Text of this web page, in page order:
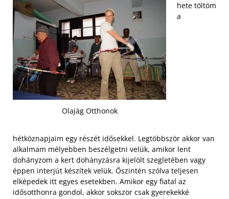
Olajág Otthonok
hete töltöm
a
hétköznapjaim egy részét idősekkel. Legtöbbször akkor van
alkalmam mélyebben beszélgetni velük, amikor lent
dohányzom a kert dohányzásra kijelölt szegletében vagy
éppen interjút készítek velük. Őszintén szólva teljesen
elképedek itt egyes esetekben. Amikor egy fiatal az
idősotthonra gondol, akkor sokszor csak gyerekekké